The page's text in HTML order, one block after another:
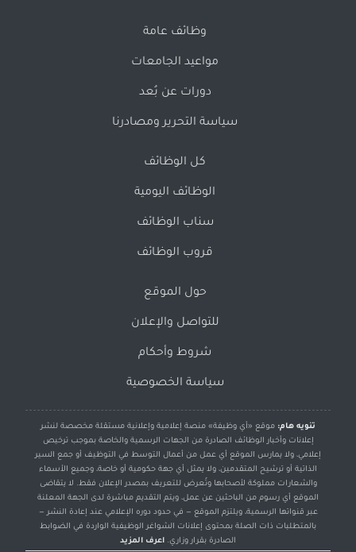
وظائف عامة
مواعيد الجامعات
دورات عن بُعد
سياسة التحرير ومصادرنا
كل الوظائف
الوظائف اليومية
سناب الوظائف
قروب الوظائف
حول الموقع
للتواصل والإعلان
شروط وأحكام
سياسة الخصوصية
تنويه هام: موقع «أي وظيفة» منصة إعلامية وإعلانية مستقلة مخصصة لنشر
إعلانات وأخبار الوظائف الصادرة من الجهات الرسمية والخاصة بموجب ترخيص
إعلامي، ولا يمارس الموقع أي عمل من أعمال التوسط في التوظيف أو جمع السير
الذاتية أو ترشيح المتقدمين، ولا يمثل أي جهة حكومية أو خاصة، وجميع الأسماء
والشعارات مملوكة لأصحابها وتُعرض للتعريف بمصدر الإعلان فقط. لا يتقاضى
الموقع أي رسوم من الباحثين عن عمل، ويتم التقديم مباشرة لدى الجهة المعلنة
عبر قنواتها الرسمية، ويلتزم الموقع — في حدود دوره الإعلامي عند إعادة النشر —
بالمتطلبات ذات الصلة بمحتوى إعلانات الشواغر الوظيفية الواردة في الضوابط
الصادرة بقرار وزاري. اعرف المزيد